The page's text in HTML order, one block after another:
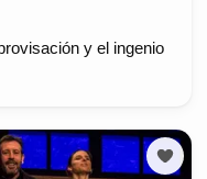
y el ingenio